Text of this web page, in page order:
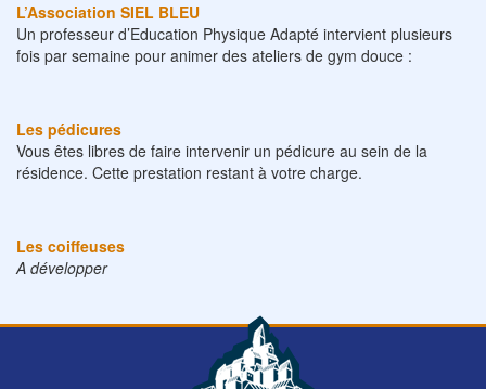
L’Association SIEL BLEU
Un professeur d’Education Physique Adapté intervient plusieurs
fois par semaine pour animer des ateliers de gym douce :
Les pédicures
Vous êtes libres de faire intervenir un pédicure au sein de la
résidence. Cette prestation restant à votre charge.
Les coiffeuses
A développer